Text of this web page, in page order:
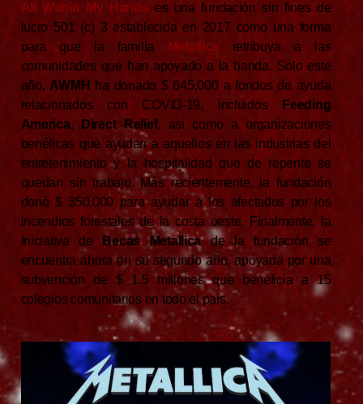
All Within My Hands es una fundación sin fines de
lucro 501 (c) 3 establecida en 2017 como una forma
para que la familia
Metallica retribuya a las
comunidades que han apoyado a la banda. Solo este
año,AWMH
ha donado $ 645,000 a fondos de ayuda
relacionados con COVID-19, incluidos
Feeding
America, Direct Relief, así como a organizaciones
benéficas que ayudan a aquellos en las industrias del
entretenimiento y la hospitalidad que de repente se
quedan sin trabajo. Más recientemente, la fundación
donó $ 350,000 para ayudar a los afectados por los
incendios forestales de la costa oeste. Finalmente, la
Iniciativa de
Becas Metallicade la fundación se
encuentra ahora en su segundo año, apoyada por una
subvención de $ 1.5 millones que beneficia a 15
colegios comunitarios en todo el país.